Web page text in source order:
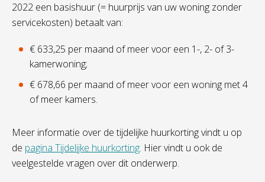
2022 een basishuur (= huurprijs van uw woning zonder
servicekosten) betaalt van:
€ 633,25 per maand of meer voor een 1-, 2- of 3-
kamerwoning;
€ 678,66 per maand of meer voor een woning met 4
of meer kamers.
Meer informatie over de tijdelijke huurkorting vindt u op
de pagina Tijdelijke huurkorting. Hier vindt u ook de
veelgestelde vragen over dit onderwerp.